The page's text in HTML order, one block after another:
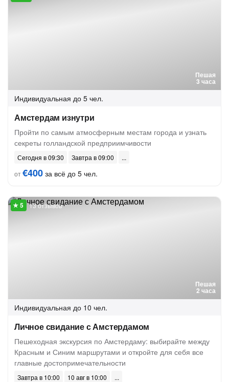
Пешая
3 часа
Индивидуальная до 5 чел.
Амстердам изнутри
Пройти по самым атмосферным местам города и узнать
секреты голландской предприимчивости
Сегодня в 09:30
Завтра в 09:00
от€400 за всё до 5 чел.
Пешая
2 часа
13 отзывов
Индивидуальная до 10 чел.
Личное свидание с Амстердамом
Пешеходная экскурсия по Амстердаму: выбирайте между
Красным и Синим маршрутами и откройте для себя все
главные достопримечательности
Завтра в 10:00
10 авг в 10:00